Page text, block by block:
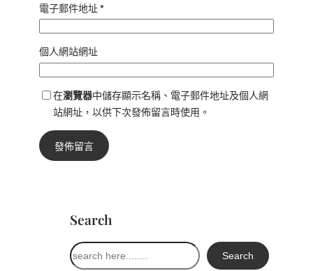
電子郵件地址*
個人網站網址
在瀏覽器中儲存顯示名稱、電子郵件地址及個人網
站網址，以供下次發佈留言時使用。
Search
搜
尋
Search